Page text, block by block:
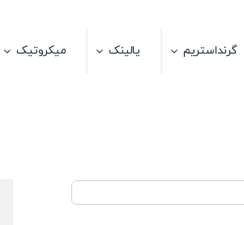
گرنداستریم یالینک میکروتیک